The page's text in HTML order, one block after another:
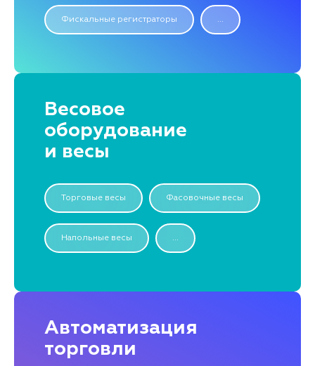
Фискальные регистраторы ...
Весовое
оборудование
и весы
Торговые весы Фасовочные весы
Напольные весы ...
Автоматизация
торговли